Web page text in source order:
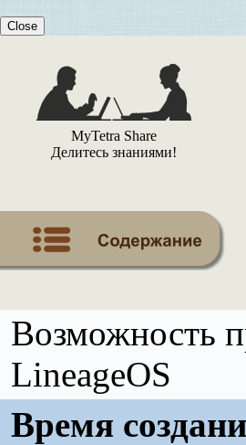
Close
MyTetra Share
Делитесь знаниями!
Возможность
LineageOS
Время